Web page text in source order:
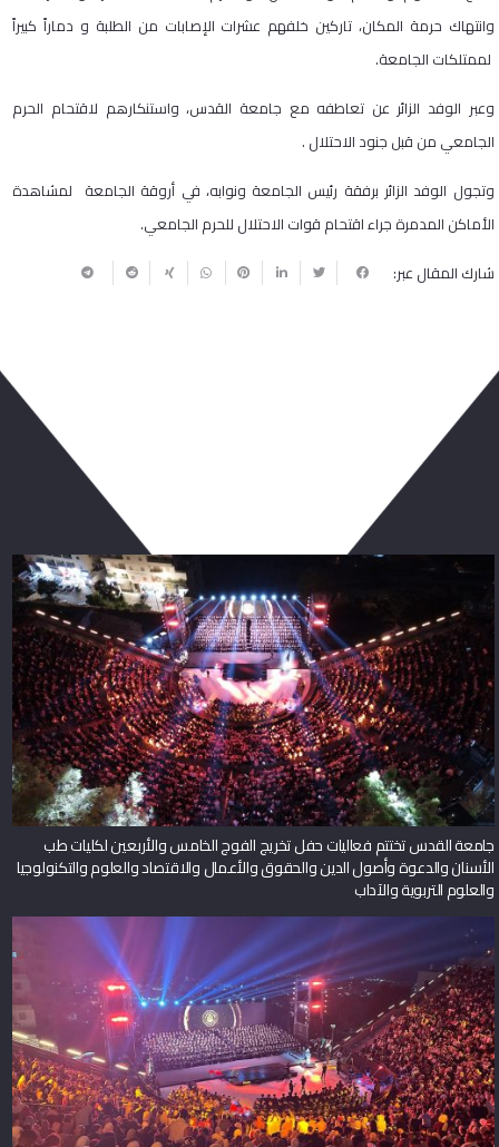
وانتهاك حرمة المكان، تاركين خلفهم عشرات الإصابات من الطلبة و دماراً كبيراً
لممتلكات الجامعة.
وعبر الوفد الزائر عن تعاطفه مع جامعة القدس، واستنكارهم لاقتحام الحرم
الجامعي من قبل جنود الاحتلال .
وتجول الوفد الزائر برفقة رئيس الجامعة ونوابه، في أروقة الجامعة لمشاهدة
الأماكن المدمرة جراء اقتحام قوات الاحتلال للحرم الجامعي.
شارك المقال عبر:
جامعة القدس تختتم فعاليات حفل تخريج الفوج الخامس والأربعين لكليات طب
الأسنان والدعوة وأصول الدين والحقوق والأعمال والاقتصاد والعلوم والتكنولوجيا
والعلوم التربوية والآداب